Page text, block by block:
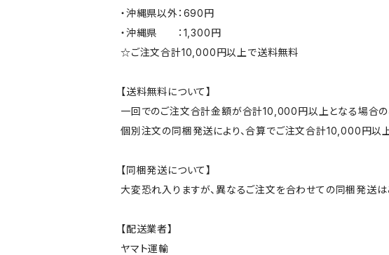
・沖縄県以外：690円
・沖縄県 ：1,300円
☆ご注文合計10,000円以上で送料無料
【送料無料について】
一回でのご注文合計金額が合計10,000円以上となる場合の
個別注文の同梱発送により、合算でご注文合計10,000円以
【同梱発送について】
大変恐れ入りますが、異なるご注文を合わせての同梱発送は
【配送業者】
ヤマト運輸